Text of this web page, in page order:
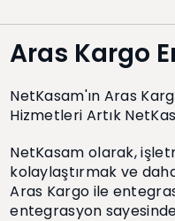
Aras Kargo
NetKasam'ın Aras
Hizmetleri Artık
NetKasam olarak,
kolaylaştırmak ve
Aras Kargo ile
entegrasyon